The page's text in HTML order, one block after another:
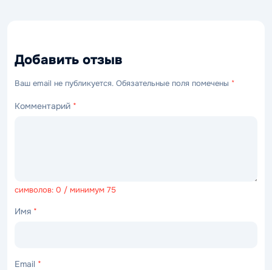
Добавить отзыв
Ваш email не публикуется. Обязательные поля помечены *
Комментарий *
символов: 0 / минимум 75
Имя *
Email *